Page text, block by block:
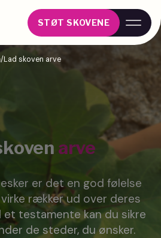
STØT SKOVENE
/Lad skoven arve
arve
er det en god følelse
rækker ud over deres
et testamente kan du sikre
de steder, du ønsker.